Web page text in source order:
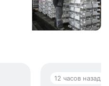
12 часов назад